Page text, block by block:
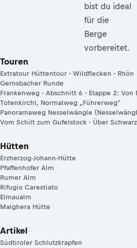
bist du ideal
für die
Berge
vorbereitet.
Touren
Extratour Hüttentour - Wildflecken - Rhön
Gernsbacher Runde
Frankenweg - Abschnitt 6 - Etappe 2:
Totenkirchl, Normalweg „Führerweg"
Panoramaweg Nesselwängle
Vom Schilt zum Gufelstock - Über
Hütten
Erzherzog-Johann-Hütte
Pfaffenhofer Alm
Rumer Alm
Rifugio Carestiato
Elmaualm
Malghera Hütte
Artikel
Südtiroler Schlutzkrapfen